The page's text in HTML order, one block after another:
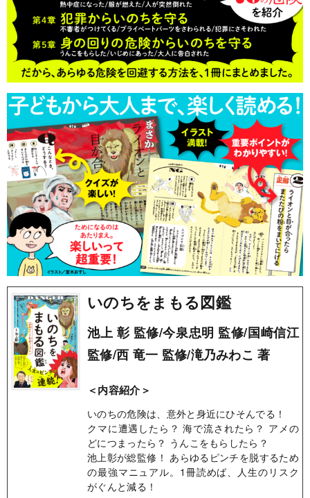
いのちをまもる図鑑
池上 彰 監修/今泉忠明 監修/国崎信江
監修/西 竜一 監修/滝乃みわこ 著
＜内容紹介＞
いのちの危険は、意外と身近にひそんでる！
クマに遭遇したら？ 海で流されたら？ アメの
どにつまったら？ うんこをもらしたら？
池上彰が総監修！ あらゆるピンチを脱するため
の最強マニュアル。1冊読めば、人生のリスク
がぐんと減る！